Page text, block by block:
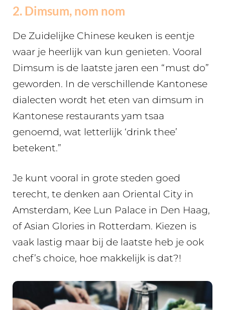
2. Dimsum, nom nom
De Zuidelijke Chinese keuken is eentje
waar je heerlijk van kun genieten. Vooral
Dimsum is de laatste jaren een “must do”
geworden. In de verschillende Kantonese
dialecten wordt het eten van dimsum in
Kantonese restaurants yam tsaa
genoemd, wat letterlijk ‘drink thee’
betekent.”
Je kunt vooral in grote steden goed
terecht, te denken aan Oriental City in
Amsterdam, Kee Lun Palace in Den Haag,
of Asian Glories in Rotterdam. Kiezen is
vaak lastig maar bij de laatste heb je ook
chef’s choice, hoe makkelijk is dat?!